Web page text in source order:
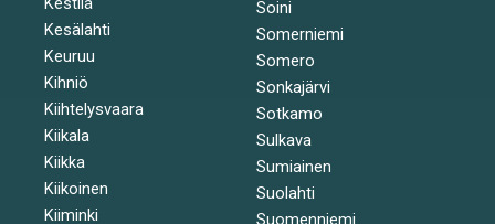
Kesälahti
Keuruu
Kihniö
Kiihtelysvaara
Kiikala
Kiikka
Kiikoinen
Kiiminki
Soini
Somerniemi
Somero
Sonkajärvi
Sotkamo
Sulkava
Sumiainen
Suolahti
Suomenniemi